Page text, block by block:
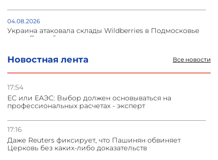
Новостная лента Все новости
17:54
ЕС или ЕАЭС: Выбор должен основываться на
профессиональных расчетах - эксперт
17:16
Даже Reuters фиксирует, что Пашинян обвиняет
Церковь без каких-либо доказательств
04.08.2026
Украина атаковала склады Wildberries в Подмосковье
и под Петербургом
03.08.2026
Стратегия безопасности ОДКБ допускает применение
03.08.2026
31.07.2026